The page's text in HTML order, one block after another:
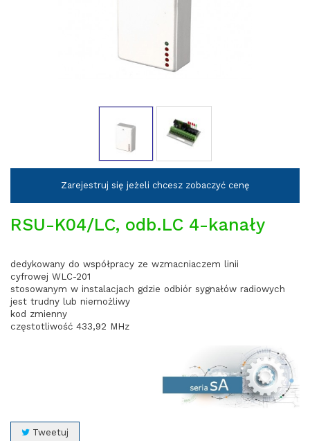
Zarejestruj się jeżeli chcesz zobaczyć cenę
RSU-K04/LC, odb.LC 4-kanały
dedykowany do współpracy ze wzmacniaczem linii
cyfrowej WLC-201
stosowanym w instalacjach gdzie odbiór sygnałów radiowych
jest trudny lub niemożliwy
kod zmienny
częstotliwość 433,92 MHz
Tweetuj